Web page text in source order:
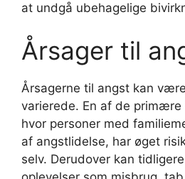
at undgå ubehagelige
Årsager til
Årsagerne til angst kan
varierede. En af de primære
hvor personer med
af angstlidelse, har øget
selv. Derudover kan